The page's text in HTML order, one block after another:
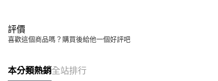
評價
喜歡這個商品嗎？購買後給他一個好評吧
本分類熱銷全站排行